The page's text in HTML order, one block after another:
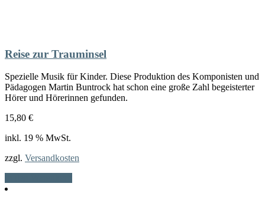
Reise zur Trauminsel
Spezielle Musik für Kinder. Diese Produktion des Komponisten und
Pädagogen Martin Buntrock hat schon eine große Zahl begeisterter
Hörer und Hörerinnen gefunden.
15,80 €
inkl. 19 % MwSt.
zzgl. Versandkosten